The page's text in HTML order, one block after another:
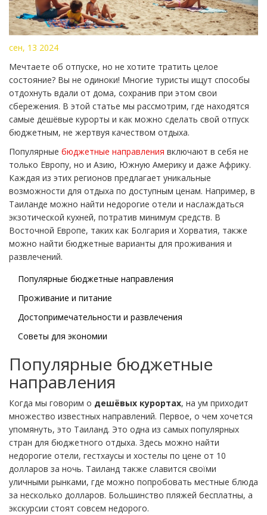
сен, 13 2024
Мечтаете об отпуске, но не хотите тратить целое
состояние? Вы не одиноки! Многие туристы ищут способы
отдохнуть вдали от дома, сохранив при этом свои
сбережения. В этой статье мы рассмотрим, где находятся
самые дешёвые курорты и как можно сделать свой отпуск
бюджетным, не жертвуя качеством отдыха.
Популярные бюджетные направления включают в себя не
только Европу, но и Азию, Южную Америку и даже Африку.
Каждая из этих регионов предлагает уникальные
возможности для отдыха по доступным ценам. Например, в
Таиланде можно найти недорогие отели и наслаждаться
экзотической кухней, потратив минимум средств. В
Восточной Европе, таких как Болгария и Хорватия, также
можно найти бюджетные варианты для проживания и
развлечений.
Популярные бюджетные направления
Проживание и питание
Достопримечательности и развлечения
Советы для экономии
Популярные бюджетные
направления
Когда мы говорим о дешёвых курортах, на ум приходит
множество известных направлений. Первое, о чем хочется
упомянуть, это Таиланд. Это одна из самых популярных
стран для бюджетного отдыха. Здесь можно найти
недорогие отели, гестхаусы и хостелы по цене от 10
долларов за ночь. Таиланд также славится своїми
уличными рынками, где можно попробовать местные блюда
за несколько долларов. Большинство пляжей бесплатны, а
экскурсии стоят совсем недорого.